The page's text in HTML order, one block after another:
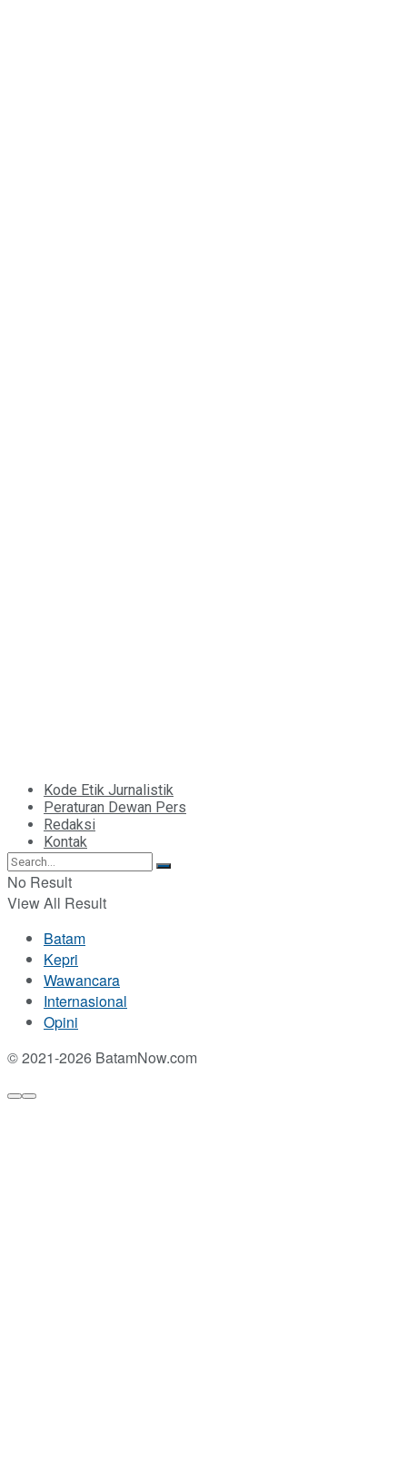
Kode Etik Jurnalistik
Peraturan Dewan Pers
Redaksi
Kontak
No Result
View All Result
Batam
Kepri
Wawancara
Internasional
Opini
© 2021-2026 BatamNow.com